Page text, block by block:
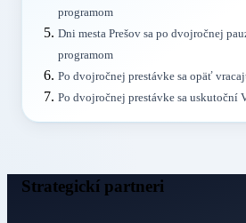
programom
Dni mesta Prešov sa po dvojročnej
programom
Po dvojročnej prestávke sa opäť
Po dvojročnej prestávke sa uskutoční
Strategickí partneri